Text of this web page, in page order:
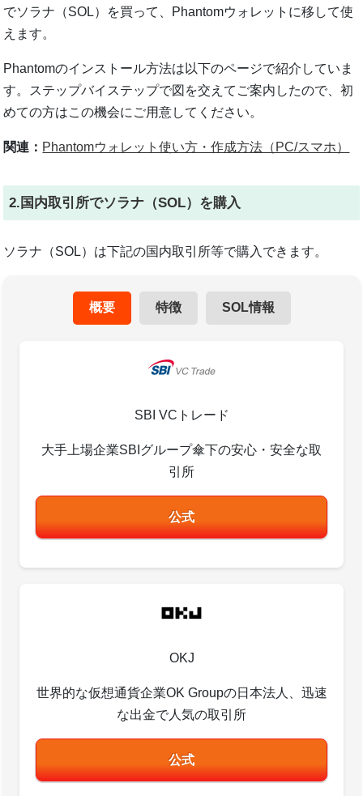
でソラナ（SOL）を買って、Phantomウォレットに移して使
えます。
Phantomのインストール方法は以下のページで紹介していま
す。ステップバイステップで図を交えてご案内したので、初
めての方はこの機会にご用意してください。
関連： Phantomウォレット使い方・作成方法（PC/スマホ）
2.国内取引所でソラナ（SOL）を購入
ソラナ（SOL）は下記の国内取引所等で購入できます。
概要 特徴 SOL情報
SBI VCトレード
大手上場企業SBIグループ傘下の安心・安全な取
引所
公式
OKJ
世界的な仮想通貨企業OK Groupの日本法人、迅速
な出金で人気の取引所
公式